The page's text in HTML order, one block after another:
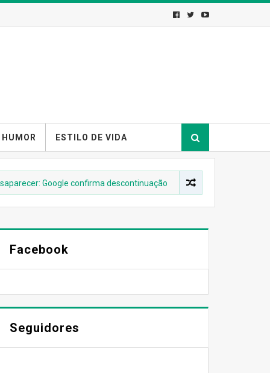
HUMOR ESTILO DE VIDA
Google confirma descontinuação
Facebook
Seguidores